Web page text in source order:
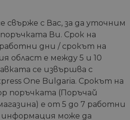
с Вас, за да уточним
Ви. Срок на
дни / срокът на
област е между 5 и 10
се извършва с
One Bulgaria. Срокът на
поръчката (Поръчай
е от 5 до 7 работни
може да